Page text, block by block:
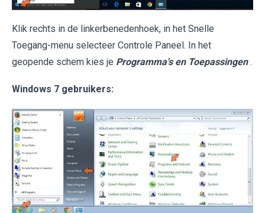
Klik rechts in de linkerbenedenhoek, in het Snelle
Toegang-menu selecteer Controle Paneel. In het
geopende schem kies je Programma's en Toepassingen .
Windows 7 gebruikers: